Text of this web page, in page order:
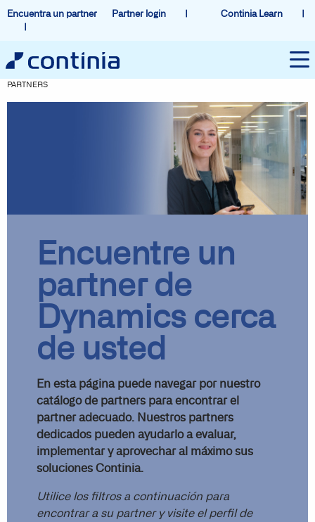
Encuentra un partner Partner login Continia Learn
PARTNERS
Encuentre un
partner de
Dynamics cerca
de usted
En esta página puede navegar por nuestro
catálogo de partners para encontrar el
partner adecuado. Nuestros partners
dedicados pueden ayudarlo a evaluar,
implementar y aprovechar al máximo sus
soluciones Continia.
Utilice los filtros a continuación para
encontrar a su partner y visite el perfil de